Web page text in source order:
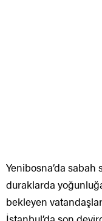
Yenibosna’da sabah
duraklarda
bekleyen